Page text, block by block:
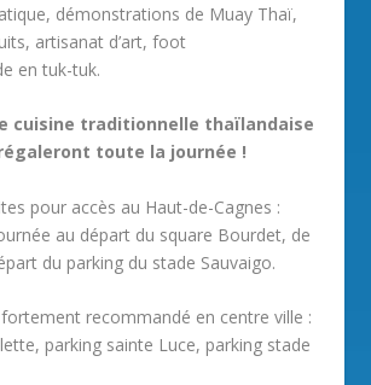
démonstrations de Muay Thaï,
artisanat d’art, foot
en tuk-tuk.
cuisine traditionnelle thaïlandaise
toute la journée !
pour accès au Haut-de-Cagnes :
au départ du square Bourdet, de
du parking du stade Sauvaigo.
recommandé en centre ville :
parking sainte Luce, parking stade